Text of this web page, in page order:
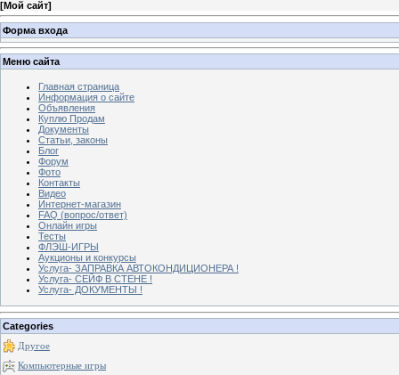
[Мой сайт]
Форма входа
Меню сайта
Главная страница
Информация о сайте
Объявления
Куплю Продам
Документы
Статьи, законы
Блог
Форум
Фото
Контакты
Видео
Интернет-магазин
FAQ (вопрос/ответ)
Онлайн игры
Тесты
ФЛЭШ-ИГРЫ
Аукционы и конкурсы
Услуга- ЗАПРАВКА АВТОКОНДИЦИОНЕРА !
Услуга- СЕЙФ В СТЕНЕ !
Услуга- ДОКУМЕНТЫ !
Categories
Другое
Компьютерные игры